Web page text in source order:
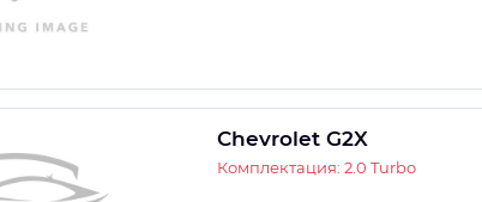
Chevrolet G2X
Комплектация: 2.0 Turbo